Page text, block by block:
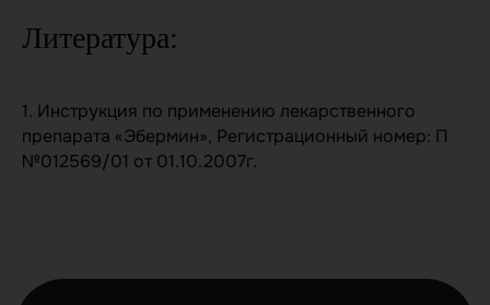
Литература:
1. Инструкция по применению лекарственного
препарата «Эбермин», Регистрационный номер: П
№012569/01 от 01.10.2007г.
экстремистской организацией, её деятельность
запрещена на территории России.